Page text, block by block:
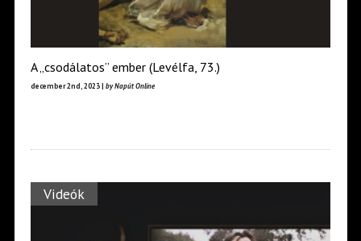
A „csodálatos” ember (Levélfa, 73.)
december 2nd, 2023 | by Napút Online
Videók